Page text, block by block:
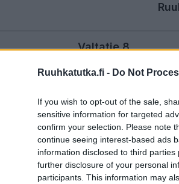
Ruuhkatutka.fi - Do Not
If you wish to opt-out of the sale,
sensitive information for targeted
confirm your selection. Please note
continue seeing interest-based ads
information disclosed to third
further disclosure of your personal
participants. This information may
Valtatie 8
Suuntaan
Liikenne sujuvaa
Suuntaan
Liikenne